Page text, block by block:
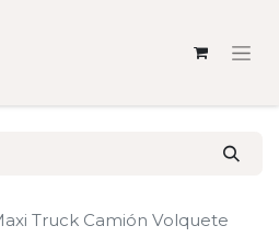
Truck Camión Volquete